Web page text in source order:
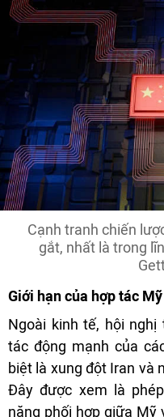
Cạnh tranh chiến
gắt, nhất là trong
Giới hạn của hợp tác
Ngoài kinh tế, hội
tác động mạnh của
biệt là xung đột Iran và
Đây được xem là
năng phối hợp giữa Mỹ